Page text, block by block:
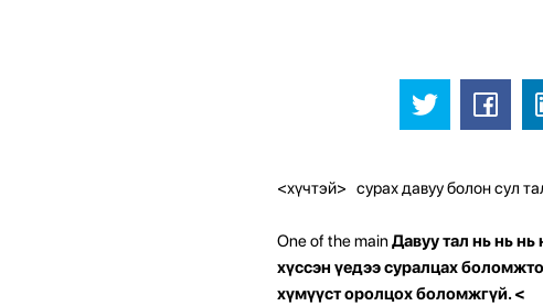
<хүчтэй> сурах давуу болон сул
One ​​of the mainДавуу тал ньньнь
хүссэн үедээ суралцах
хүмүүст оролцох боломжгүй. <